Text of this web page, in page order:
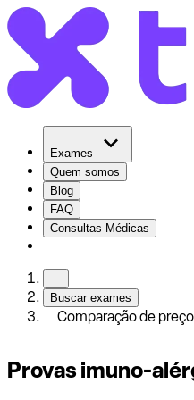
Exames
Quem somos
Blog
FAQ
Consultas Médicas
Buscar exames
Comparação de
Provas imuno-